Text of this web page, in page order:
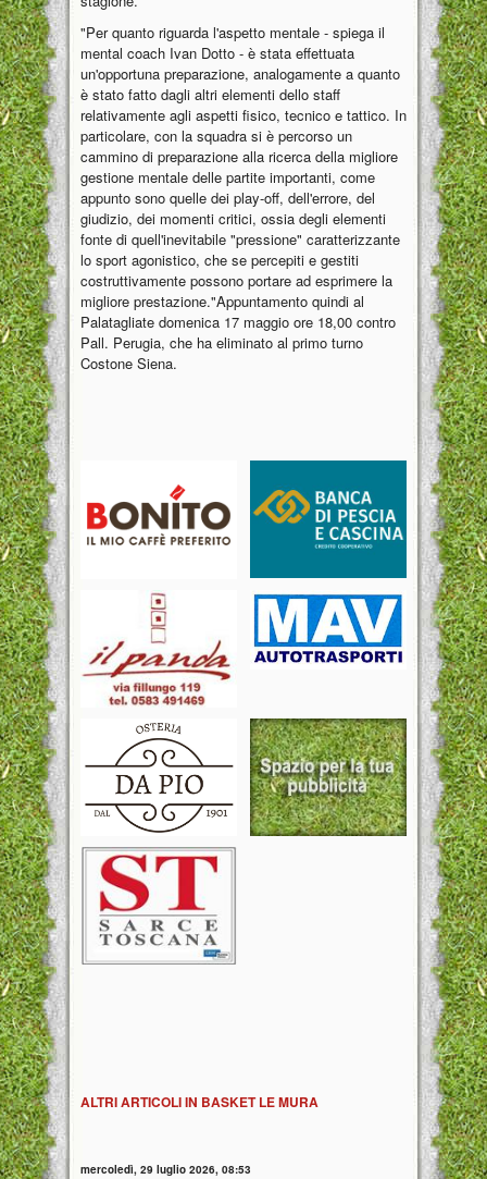
"Per quanto riguarda l'aspetto mentale - spiega il
mental coach Ivan Dotto - è stata effettuata
un'opportuna preparazione, analogamente a quanto
è stato fatto dagli altri elementi dello staff
relativamente agli aspetti fisico, tecnico e tattico. In
particolare, con la squadra si è percorso un
cammino di preparazione alla ricerca della migliore
gestione mentale delle partite importanti, come
appunto sono quelle dei play-off, dell'errore, del
giudizio, dei momenti critici, ossia degli elementi
fonte di quell'inevitabile "pressione" caratterizzante
lo sport agonistico, che se percepiti e gestiti
costruttivamente possono portare ad esprimere la
migliore prestazione."Appuntamento quindi al
Palatagliate domenica 17 maggio ore 18,00 contro
Pall. Perugia, che ha eliminato al primo turno
Costone Siena.
ALTRI ARTICOLI IN BASKET LE MURA
mercoledì, 29 luglio 2026, 08:53